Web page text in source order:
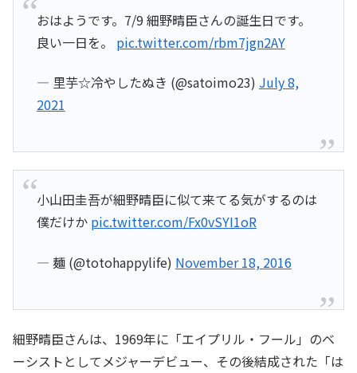
おはようです。7/9 細野晴臣さんの誕生日です。
良い一日を。 pic.twitter.com/rbm7jgn2AY
— 里芋☆冷やしたぬき (@satoimo23) July 8,
2021
小山田圭吾が細野晴臣に似て来てる気がするのは
僕だけか pic.twitter.com/Fx0vSYI1oR
— 麺 (@totohappylife) November 18, 2016
細野晴臣さんは、1969年に「エイプリル・フール」のベ
ーシストとしてメジャーデビュー、その後結成された「は